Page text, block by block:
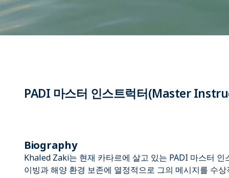
PADI 마스터 인스트럭터(Master
Biography
Khaled Zaki는 현재 카타르에 살고 있는 PADI 마스터
이빙과 해양 환경 보존에 열정적으로 그의 메시지를 수